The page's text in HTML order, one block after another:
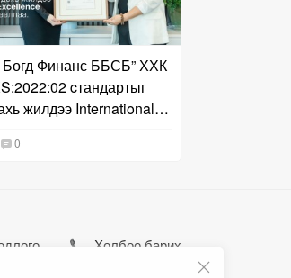
Богд Финанс ББСБ” ХХК
cтандартыг
жилдээ International
0
Холбоо барих